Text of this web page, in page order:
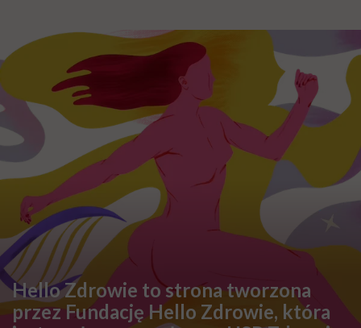
Hello Zdrowie to strona tworzona
przez Fundację Hello Zdrowie, która